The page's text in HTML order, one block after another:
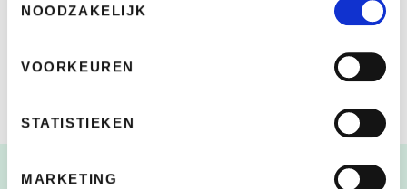
NOODZAKELIJK
VOORKEUREN
STATISTIEKEN
MARKETING
Bikeselection draagt u bij aan een
economie en
Een win-winsituatie voor u én het milieu!
Blijf op de hoogte!